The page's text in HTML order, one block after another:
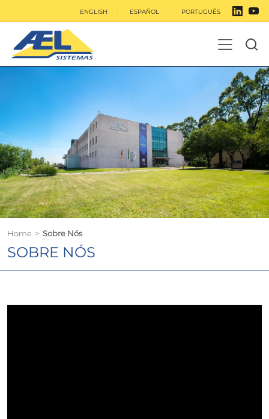
ENGLISH ESPAÑOL PORTUGUÊS
Home > Sobre Nós
SOBRE NÓS